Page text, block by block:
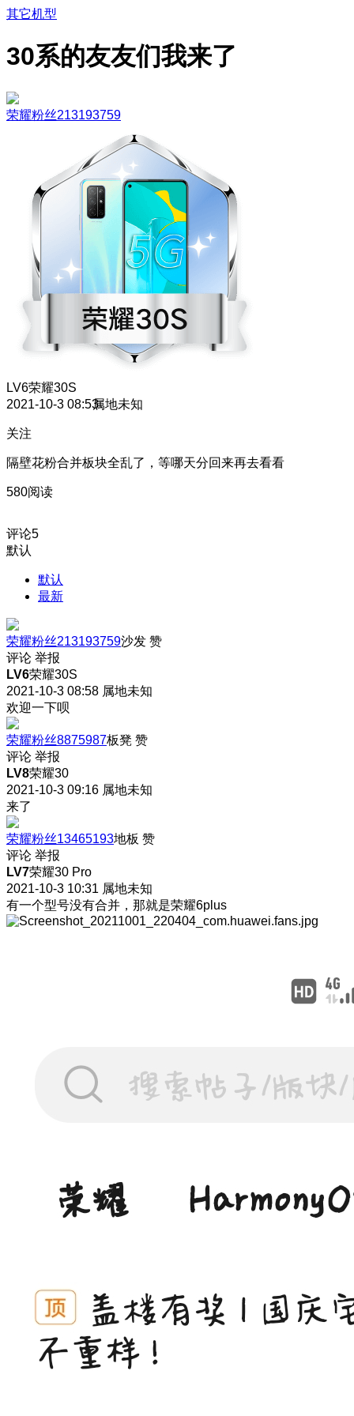
其它机型
30系的友友们我来了
荣耀粉丝213193759
LV6荣耀30S
2021-10-3 08:53属地未知
关注
隔壁花粉合并板块全乱了，等哪天分回来再去看看
580阅读
评论5
默认
默认
最新
荣耀粉丝213193759沙发 赞
评论 举报
LV6荣耀30S
2021-10-3 08:58 属地未知
欢迎一下呗
荣耀粉丝8875987板凳 赞
评论 举报
LV8荣耀30
2021-10-3 09:16 属地未知
来了
荣耀粉丝13465193地板 赞
评论 举报
LV7荣耀30 Pro
2021-10-3 10:31 属地未知
有一个型号没有合并，那就是荣耀6plus